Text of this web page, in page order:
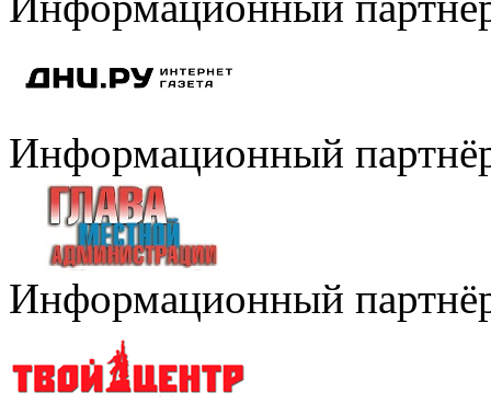
Информационный
Информационный